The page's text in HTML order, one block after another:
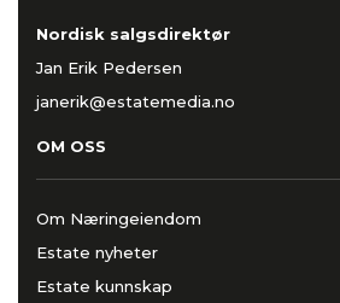
Nordisk salgsdirektør
Jan Erik Pedersen
janerik@estatemedia.no
OM OSS
Om Næringeiendom
Estate nyheter
Estate kunnskap